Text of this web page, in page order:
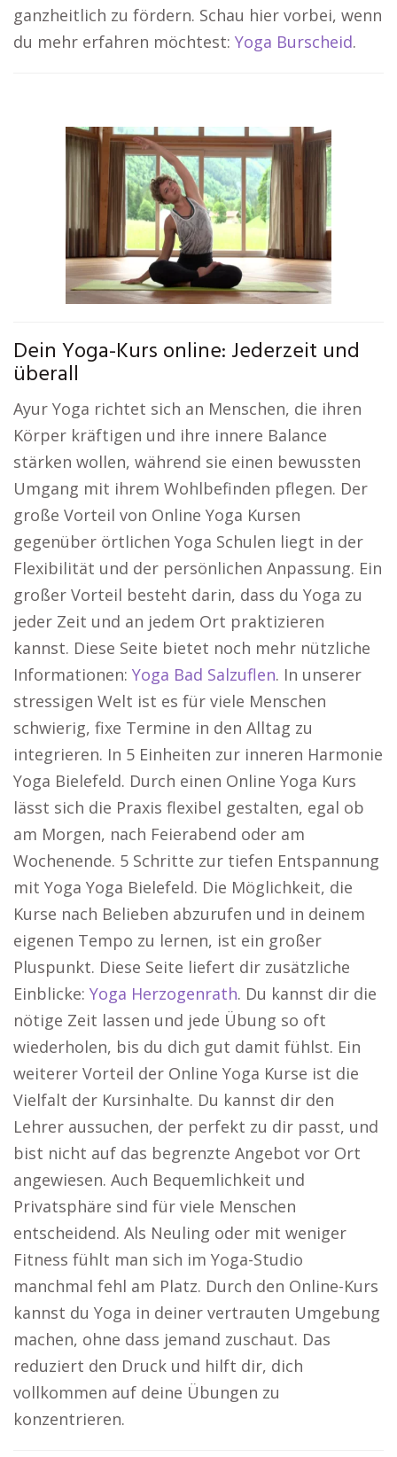
ganzheitlich zu fördern. Schau hier vorbei, wenn
du mehr erfahren möchtest: Yoga Burscheid.
Dein Yoga-Kurs online: Jederzeit und
überall
Ayur Yoga richtet sich an Menschen, die ihren
Körper kräftigen und ihre innere Balance
stärken wollen, während sie einen bewussten
Umgang mit ihrem Wohlbefinden pflegen. Der
große Vorteil von Online Yoga Kursen
gegenüber örtlichen Yoga Schulen liegt in der
Flexibilität und der persönlichen Anpassung. Ein
großer Vorteil besteht darin, dass du Yoga zu
jeder Zeit und an jedem Ort praktizieren
kannst. Diese Seite bietet noch mehr nützliche
Informationen: Yoga Bad Salzuflen. In unserer
stressigen Welt ist es für viele Menschen
schwierig, fixe Termine in den Alltag zu
integrieren. In 5 Einheiten zur inneren Harmonie
Yoga Bielefeld. Durch einen Online Yoga Kurs
lässt sich die Praxis flexibel gestalten, egal ob
am Morgen, nach Feierabend oder am
Wochenende. 5 Schritte zur tiefen Entspannung
mit Yoga Yoga Bielefeld. Die Möglichkeit, die
Kurse nach Belieben abzurufen und in deinem
eigenen Tempo zu lernen, ist ein großer
Pluspunkt. Diese Seite liefert dir zusätzliche
Einblicke: Yoga Herzogenrath. Du kannst dir die
nötige Zeit lassen und jede Übung so oft
wiederholen, bis du dich gut damit fühlst. Ein
weiterer Vorteil der Online Yoga Kurse ist die
Vielfalt der Kursinhalte. Du kannst dir den
Lehrer aussuchen, der perfekt zu dir passt, und
bist nicht auf das begrenzte Angebot vor Ort
angewiesen. Auch Bequemlichkeit und
Privatsphäre sind für viele Menschen
entscheidend. Als Neuling oder mit weniger
Fitness fühlt man sich im Yoga-Studio
manchmal fehl am Platz. Durch den Online-Kurs
kannst du Yoga in deiner vertrauten Umgebung
machen, ohne dass jemand zuschaut. Das
reduziert den Druck und hilft dir, dich
vollkommen auf deine Übungen zu
konzentrieren.